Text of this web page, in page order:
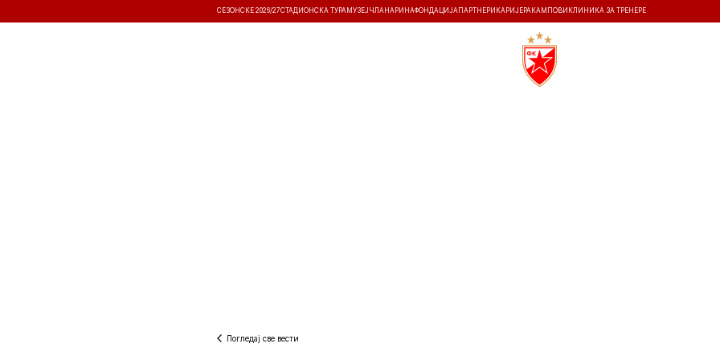
СЕЗОНСКЕ 2026/27СТАДИОНСКА ТУРА МУЗЕЈ ЧЛАНАРИНАФОНДАЦИЈА ПАРТНЕРИ КАРИЈЕРА КАМПОВИ КЛИНИКА ЗА ТРЕНЕРЕ
Погледај све вести